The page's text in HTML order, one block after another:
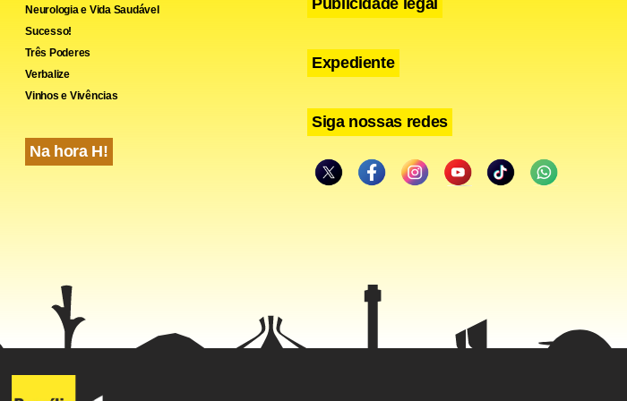
Share
Neurologia e Vida Saudável
Sucesso!
Três Poderes
Verbalize
Vinhos e Vivências
Na hora H!
Expediente
Siga nossas redes